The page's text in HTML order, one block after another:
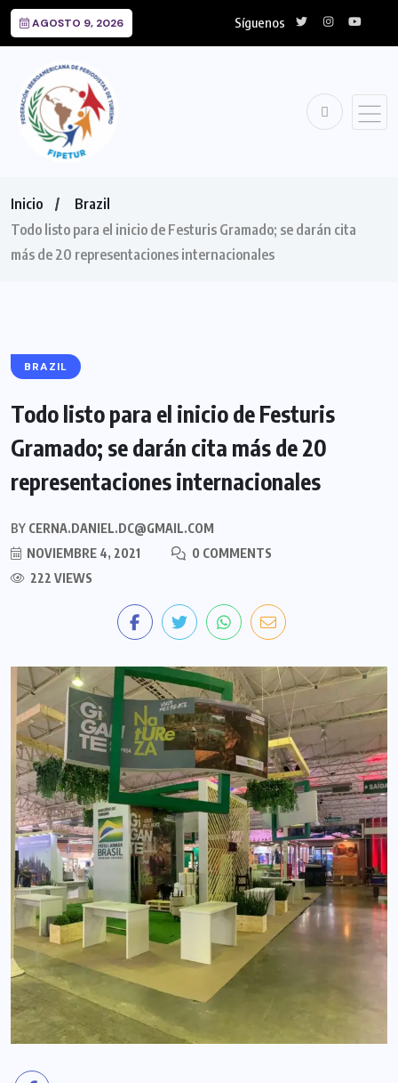
AGOSTO 9, 2026 Síguenos
Inicio
Brazil
Todo listo para el inicio de Festuris Gramado; se darán cita
más de 20 representaciones internacionales
BRAZIL
Todo listo para el inicio de Festuris
Gramado; se darán cita más de 20
representaciones internacionales
BY CERNA.DANIEL.DC@GMAIL.COM
NOVIEMBRE 4, 2021
0 COMMENTS
222 VIEWS